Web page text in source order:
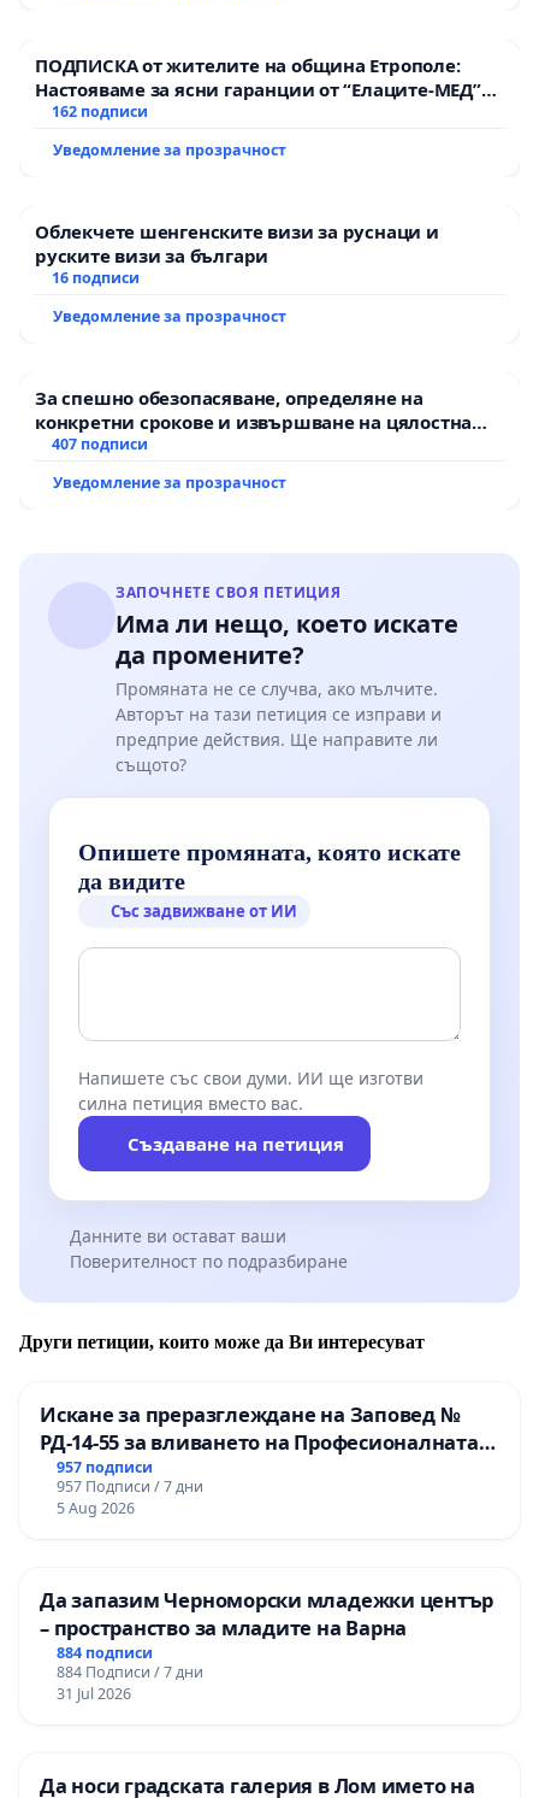
ПОДПИСКА от жителите на община Етрополе:
Настояваме за ясни гаранции от “Елаците-МЕД”
АД и от държавата, че ще се изпълнят всички
162 подписи
Уведомление за прозрачност
Облекчете шенгенските визи за руснаци и
руските визи за българи
16 подписи
Уведомление за прозрачност
За спешно обезопасяване, определяне на
конкретни срокове и извършване на цялостна
рехабилитация на републиканския път между
Мирово - к.к. Момин проход
407 подписи
Уведомление за прозрачност
ЗАПОЧНЕТЕ СВОЯ ПЕТИЦИЯ
Има ли нещо, което искате
да промените?
Промяната не се случва, ако мълчите.
Авторът на тази петиция се изправи и
предприе действия. Ще направите ли
същото?
Опишете промяната, която искате
да видите
Със задвижване от ИИ
Напишете със свои думи. ИИ ще изготви
силна петиция вместо вас.
Създаване на петиция
Данните ви остават ваши
Поверителност по подразбиране
Други петиции, които може да Ви интересуват
Искане за преразглеждане на Заповед №
РД-14-55 за вливането на Професионалната
гимназия по промишлени технологии в
Професионалната гимназия по икономика и
мениджмънт – гр. Пазарджик
957 подписи
957 Подписи / 7 дни
5 Aug 2026
Да запазим Черноморски младежки център
– пространство за младите на Варна
884 подписи
884 Подписи / 7 дни
31 Jul 2026
Да носи градската галерия в Лом името на